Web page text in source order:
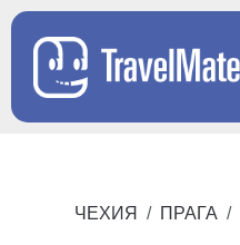
ЧЕХИЯ ПРАГА